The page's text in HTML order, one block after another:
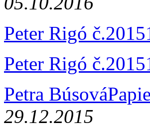
Peter Rigó
Peter Rigó
Petra
29.12.2015